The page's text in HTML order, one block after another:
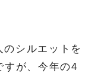
シルエットを
すが、今年の4